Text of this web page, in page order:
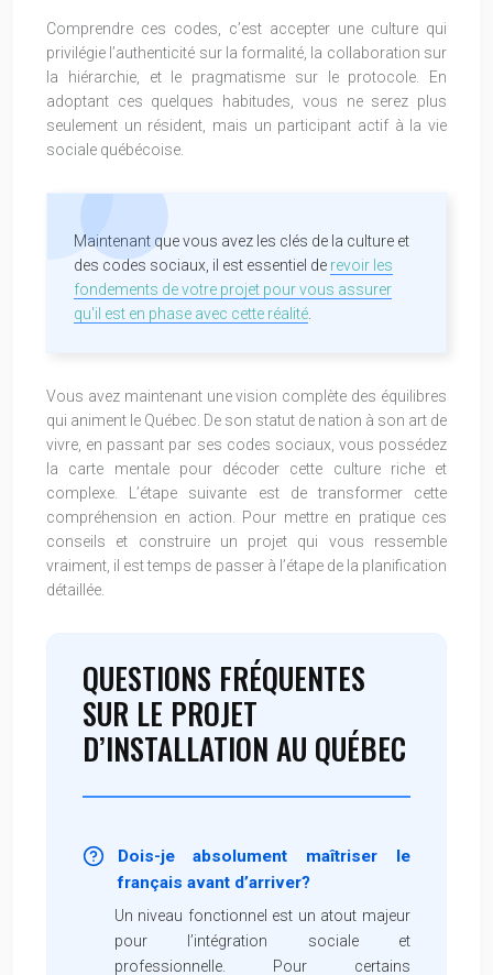
Comprendre ces codes, c’est accepter une culture qui
privilégie l’authenticité sur la formalité, la collaboration sur
la hiérarchie, et le pragmatisme sur le protocole. En
adoptant ces quelques habitudes, vous ne serez plus
seulement un résident, mais un participant actif à la vie
sociale québécoise.
Maintenant que vous avez les clés de la culture et
des codes sociaux, il est essentiel de revoir les
fondements de votre projet pour vous assurer
qu'il est en phase avec cette réalité.
Vous avez maintenant une vision complète des équilibres
qui animent le Québec. De son statut de nation à son art de
vivre, en passant par ses codes sociaux, vous possédez
la carte mentale pour décoder cette culture riche et
complexe. L’étape suivante est de transformer cette
compréhension en action. Pour mettre en pratique ces
conseils et construire un projet qui vous ressemble
vraiment, il est temps de passer à l’étape de la planification
détaillée.
QUESTIONS FRÉQUENTES
SUR LE PROJET
D’INSTALLATION AU QUÉBEC
Dois-je absolument maîtriser le
français avant d’arriver?
Un niveau fonctionnel est un atout majeur
pour l’intégration sociale et
professionnelle. Pour certains